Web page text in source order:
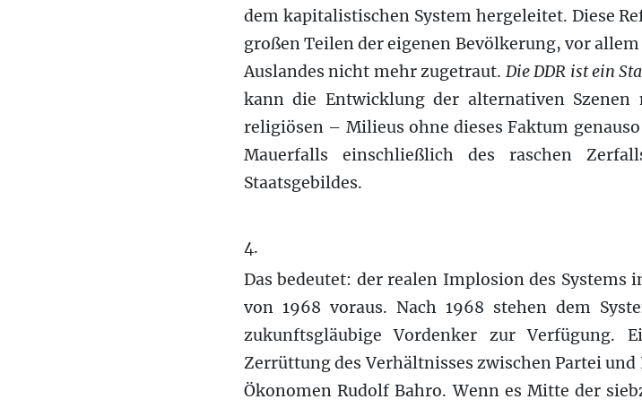
dem kapitalistischen System hergeleitet. Diese
großen Teilen der eigenen Bevölkerung, vor
Auslandes nicht mehr zugetraut. Die DDR ist ein
kann die Entwicklung der alternativen
religiösen – Milieus ohne dieses Faktum
Mauerfalls einschließlich des raschen
Staatsgebildes.
4.
Das bedeutet: der realen Implosion des
von 1968 voraus. Nach 1968 stehen dem
zukunftsgläubige Vordenker zur Verfügung.
Zerrüttung des Verhältnisses zwischen Partei
Ökonomen Rudolf Bahro. Wenn es Mitte der